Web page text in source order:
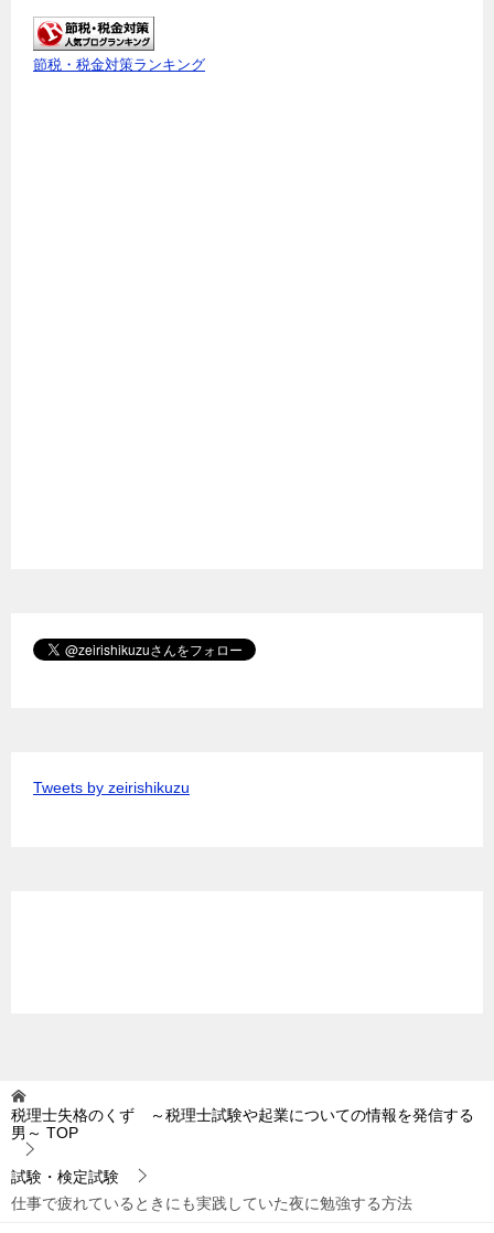
節税・税金対策ランキング
Tweets by zeirishikuzu
税理士失格のくず ～税理士試験や起業についての情報を発信する
男～ TOP
試験・検定試験
仕事で疲れているときにも実践していた夜に勉強する方法